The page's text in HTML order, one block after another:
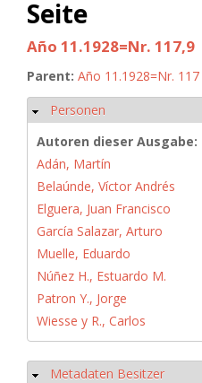
Seite
Año 11.1928=Nr. 117,9
Parent: Año 11.1928=Nr. 117
Ausblenden
Personen
Autoren dieser Ausgabe:
Adán, Martín
Belaúnde, Víctor Andrés
Elguera, Juan Francisco
García Salazar, Arturo
Muelle, Eduardo
Núñez H., Estuardo M.
Patron Y., Jorge
Wiesse y R., Carlos
Ausblenden
Metadaten Besitzer